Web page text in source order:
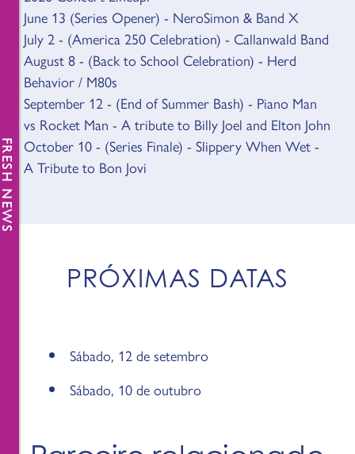
June 13 (Series Opener) - NeroSimon & Band X
July 2 - (America 250 Celebration) - Callanwald Band
August 8 - (Back to School Celebration) - Herd
Behavior / M80s
September 12 - (End of Summer Bash) - Piano Man
vs Rocket Man - A tribute to Billy Joel and Elton John
October 10 - (Series Finale) - Slippery When Wet -
A Tribute to Bon Jovi
PRÓXIMAS DATAS
Sábado, 12 de setembro
Sábado, 10 de outubro
NEWS